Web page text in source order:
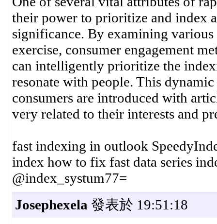
their power to prioritize and index
significance. By examining
exercise, consumer engagement
can intelligently prioritize the
resonate with people. This
consumers are introduced with
very related to their interests and
fast indexing in outlook
index how to fix fast data series
@index_systum77=
Josephexela 發表於 19:51:18